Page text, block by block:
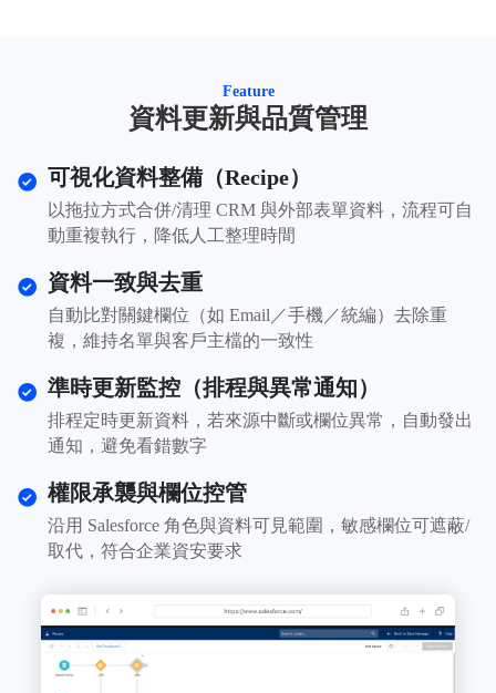
Feature
資料更新與品質管理
可視化資料整備（Recipe）
以拖拉方式合併/清理 CRM 與外部表單資料，流程可自
動重複執行，降低人工整理時間
資料一致與去重
自動比對關鍵欄位（如 Email／手機／統編）去除重
複，維持名單與客戶主檔的一致性
準時更新監控（排程與異常通知）
排程定時更新資料，若來源中斷或欄位異常，自動發出
通知，避免看錯數字
權限承襲與欄位控管
沿用 Salesforce 角色與資料可見範圍，敏感欄位可遮蔽/
取代，符合企業資安要求